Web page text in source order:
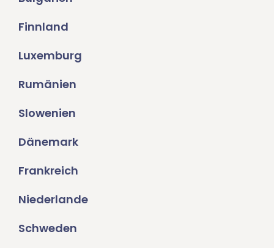
Finnland
Luxemburg
Rumänien
Slowenien
Dänemark
Frankreich
Niederlande
Schweden